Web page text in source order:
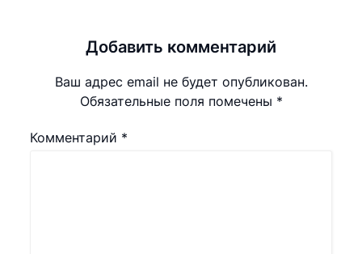
Добавить комментарий
Ваш адрес email не будет опубликован.
Обязательные поля помечены *
Комментарий *